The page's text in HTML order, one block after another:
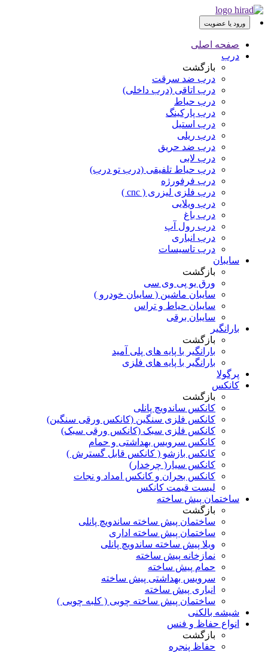
ورود یا عضویت
صفحه اصلی
درب
بازگشت
درب ضد سرقت
درب اتاقی (درب داخلی)
درب حیاط
درب پارکینگ
درب استیل
درب ریلی
درب ضد حریق
درب لابی
درب حیاط تلفیقی (درب تو درب)
درب فرفورژه
درب فلزی لیزری ( cnc )
درب ویلایی
درب باغ
درب رول آپ
درب انباری
درب تاسیسات
سایبان
بازگشت
ورق یو پی وی سی
سایبان ماشین ( سایبان خودرو )
سایبان حیاط و تراس
سایبان برقی
بارانگیر
بازگشت
بارانگیر با پایه های پلی آمید
بارانگیر با پایه های فلزی
پرگولا
کانکس
بازگشت
کانکس ساندویچ پانلی
کانکس فلزی سنگین (کانکس ورقی سنگین)
کانکس فلزی سبک (کانکس ورقی سبک)
کانکس سرویس بهداشتی و حمام
کانکس بازشو ( کانکس قابل گسترش )
کانکس سیار( چرخدار)
کانکس بحران و کانکس امداد و نجات
لیست قیمت کانکس
ساختمان پیش ساخته
بازگشت
ساختمان پیش ساخته ساندویچ پانلی
ساختمان پیش ساخته اداری
ویلا پیش ساخته ساندویچ پانلی
نمازخانه پیش ساخته
حمام پیش ساخته
سرویس بهداشتی پیش ساخته
انباری پیش ساخته
ساختمان پیش ساخته چوبی ( کلبه چوبی )
شیشه بالکنی
انواع حفاظ و فنس
بازگشت
حفاظ پنجره